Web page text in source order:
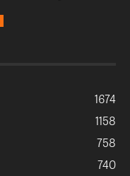
1674
1158
758
740